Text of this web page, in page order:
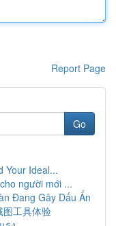
Report Page
Go
Your Ideal...
người mới ...
Đang Gây Dấu Ấn
图工具体验